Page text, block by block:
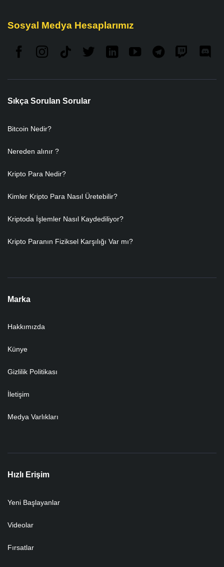
Sosyal Medya Hesaplarımız
Sıkça Sorulan Sorular
Bitcoin Nedir?
Nereden alınır ?
Kripto Para Nedir?
Kimler Kripto Para Nasıl Üretebilir?
Kriptoda İşlemler Nasıl Kaydediliyor?
Kripto Paranın Fiziksel Karşılığı Var mı?
Marka
Hakkımızda
Künye
Gizlilik Politikası
İletişim
Medya Varlıkları
Hızlı Erişim
Yeni Başlayanlar
Videolar
Fırsatlar